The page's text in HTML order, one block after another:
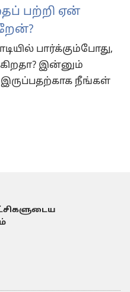
பற்றி ஏன்
பார்க்கும்போது,
இன்னும்
நீங்கள்